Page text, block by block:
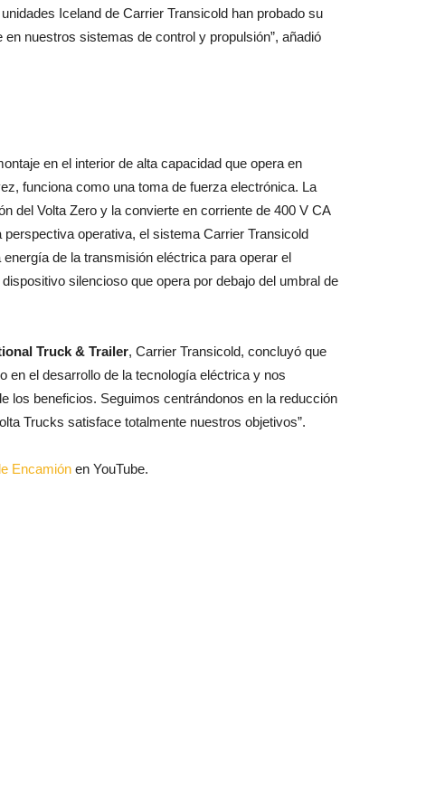
Iceland de Carrier Transicold han probado su
nuestros sistemas de control y propulsión”, añadió
en el interior de alta capacidad que opera en
funciona como una toma de fuerza electrónica. La
del Volta Zero y la convierte en corriente de 400 V CA
operativa, el sistema Carrier Transicold
de la transmisión eléctrica para operar el
silencioso que opera por debajo del umbral de
Truck & Trailer, Carrier Transicold, concluyó que
en el desarrollo de la tecnología eléctrica y nos
los beneficios. Seguimos centrándonos en la reducción
Trucks satisface totalmente nuestros objetivos”.
Encamión en YouTube.